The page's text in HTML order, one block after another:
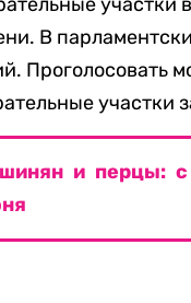
В
Проголосовать
участки
и перцы: